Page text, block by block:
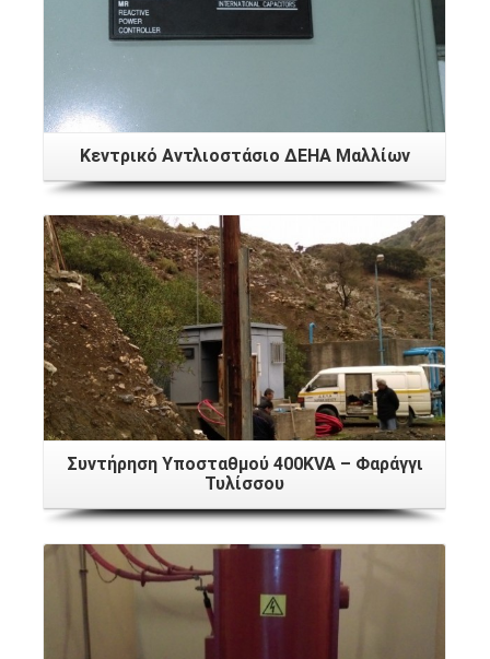
Κεντρικό Αντλιοστάσιο ΔΕΗΑ Μαλλίων
Συντήρηση Υποσταθμού 400KVA – Φαράγγι
Τυλίσσου